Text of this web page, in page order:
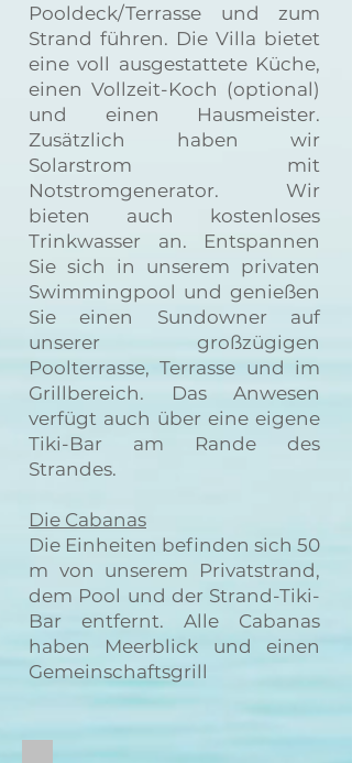
Pooldeck/Terrasse und zum
Strand führen. Die Villa bietet
eine voll ausgestattete Küche,
einen Vollzeit-Koch (optional)
und einen Hausmeister.
Zusätzlich haben wir
Solarstrom mit
Notstromgenerator. Wir
bieten auch kostenloses
Trinkwasser an. Entspannen
Sie sich in unserem privaten
Swimmingpool und genießen
Sie einen Sundowner auf
unserer großzügigen
Poolterrasse, Terrasse und im
Grillbereich. Das Anwesen
verfügt auch über eine eigene
Tiki-Bar am Rande des
Strandes.
Die Cabanas
Die Einheiten befinden sich 50
m von unserem Privatstrand,
dem Pool und der Strand-Tiki-
Bar entfernt. Alle Cabanas
haben Meerblick und einen
Gemeinschaftsgrill